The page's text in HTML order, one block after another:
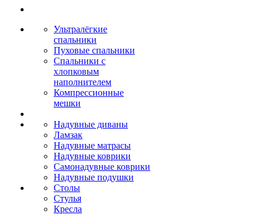
Ультралёгкие
спальники
Пуховые спальники
Спальники с
хлопковым
наполнителем
Компрессионные
мешки
Надувные диваны
Ламзак
Надувные матрасы
Надувные коврики
Самонадувные коврики
Надувные подушки
Столы
Стулья
Кресла